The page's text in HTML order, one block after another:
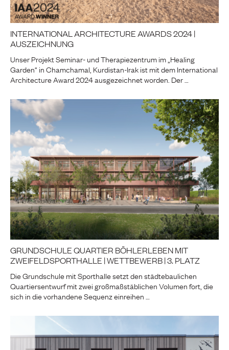
INTERNATIONAL ARCHITECTURE AWARDS 2024 |
AUSZEICHNUNG
Unser Projekt Seminar- und Therapiezentrum im „Healing
Garden“ in Chamchamal, Kurdistan-Irak ist mit dem International
Architecture Award 2024 ausgezeichnet worden. Der …
GRUNDSCHULE QUARTIER BÖHLERLEBEN MIT
ZWEIFELDSPORTHALLE | WETTBEWERB | 3. PLATZ
Die Grundschule mit Sporthalle setzt den städtebaulichen
Quartiersentwurf mit zwei großmaßstäblichen Volumen fort, die
sich in die vorhandene Sequenz einreihen …